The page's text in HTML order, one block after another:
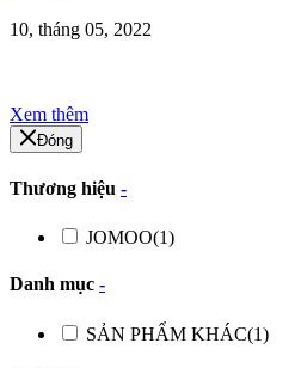
10, tháng 05, 2022
Xem thêm
Đóng
Thương hiệu -
JOMOO(1)
Danh mục -
SẢN PHẨM KHÁC(1)